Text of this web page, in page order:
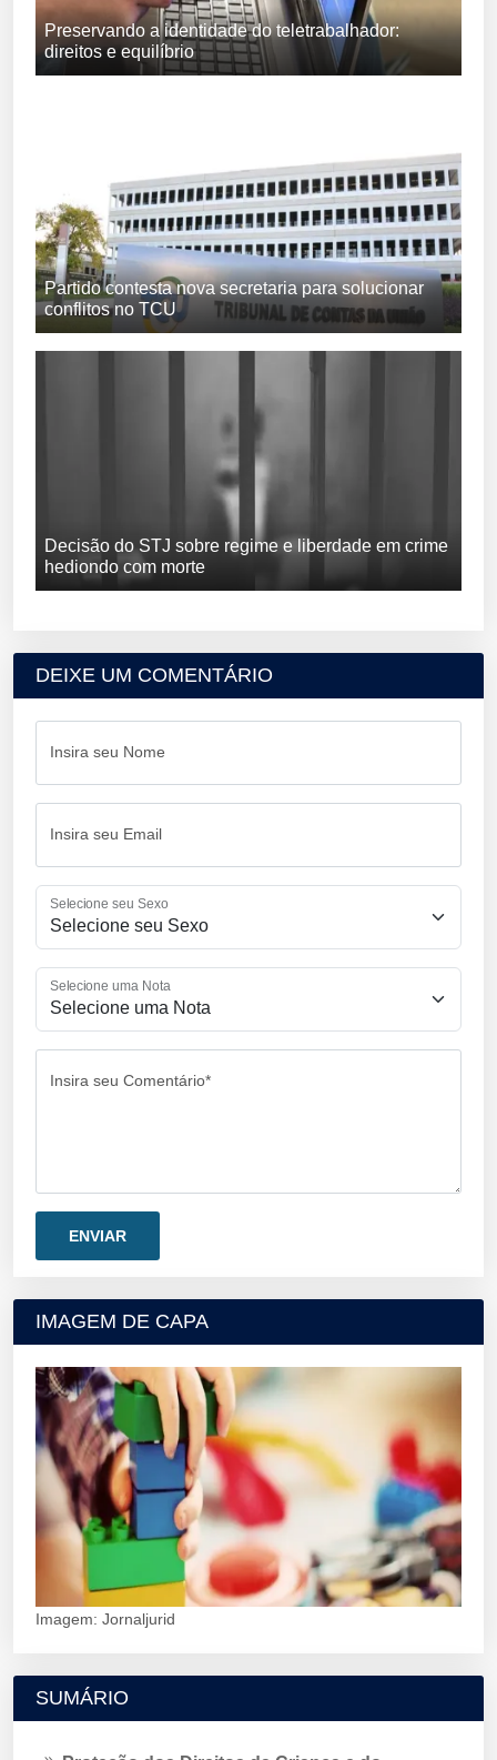
Preservando a identidade do teletrabalhador:
direitos e equilíbrio
Partido contesta nova secretaria para solucionar
conflitos no TCU
Decisão do STJ sobre regime e liberdade em crime
hediondo com morte
DEIXE UM COMENTÁRIO
Insira seu Nome
Insira seu Email
Selecione seu Sexo
Selecione uma Nota
Insira seu Comentário*
IMAGEM DE CAPA
Imagem: Jornaljurid
SUMÁRIO